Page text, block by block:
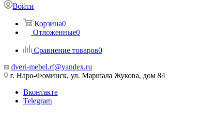
Войти
Корзина0
Отложенные0
Сравнение товаров0
dveri-mebel.rf@yandex.ru
г. Наро-Фоминск, ул. Маршала Жукова, дом 84
Вконтакте
Telegram